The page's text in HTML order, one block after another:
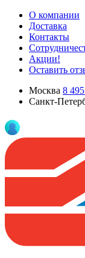
О компании
Доставка
Контакты
Акции!
Оставить
Москва 8
Санкт-